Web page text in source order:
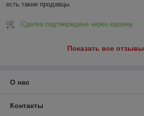
есть такие продавцы.
Сделка подтверждена через корзину
Показать все отзывы
О нас
Контакты